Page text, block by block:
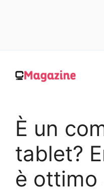
contenuto
È un
tablet?
è ottimo